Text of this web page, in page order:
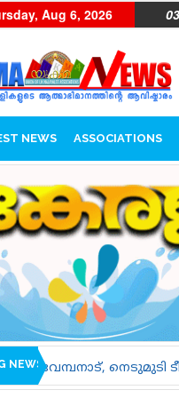
Aug 6, 2026
NEWS ASSOCIATIONS
NEWS
ടീമുകളെ